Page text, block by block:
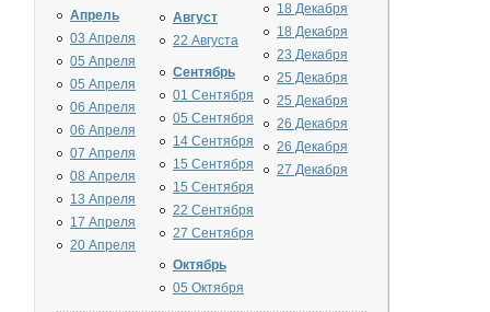
Апрель
03 Апреля
05 Апреля
05 Апреля
06 Апреля
06 Апреля
07 Апреля
08 Апреля
13 Апреля
17 Апреля
20 Апреля
Август
22 Августа
Сентябрь
01 Сентября
05 Сентября
14 Сентября
15 Сентября
15 Сентября
22 Сентября
27 Сентября
Октябрь
05 Октября
18 Декабря
18 Декабря
23 Декабря
25 Декабря
25 Декабря
26 Декабря
26 Декабря
27 Декабря